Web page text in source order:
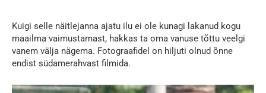
Kuigi selle näitlejanna ajatu ilu ei ole kunagi lakanud kogu
maailma vaimustamast, hakkas ta oma vanuse tõttu veelgi
vanem välja nägema. Fotograafidel on hiljuti olnud õnne
endist südamerahvast filmida.